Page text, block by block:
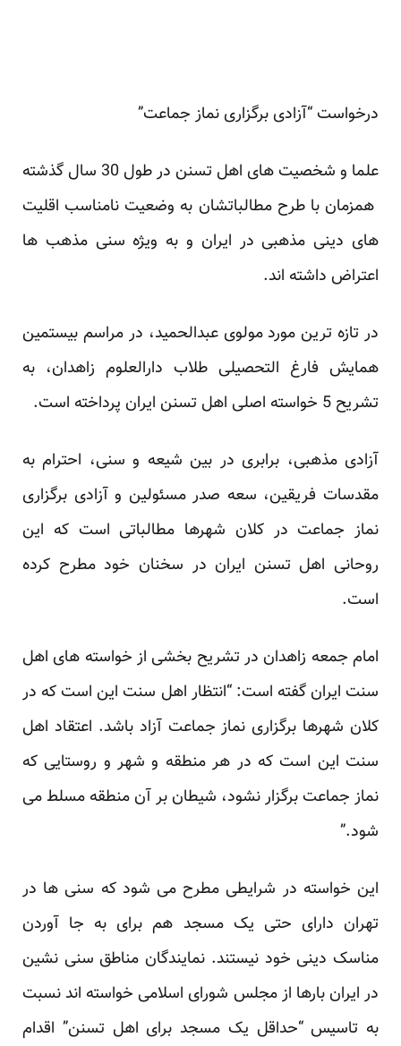
درخواست “آزادی برگزاری نماز جماعت”
علما و شخصیت های اهل تسنن در طول 30 سال گذشته
همزمان با طرح مطالباتشان به وضعیت نامناسب اقلیت
های دینی مذهبی در ایران و به ویژه سنی مذهب ها
اعتراض داشته اند.
در تازه ترین مورد مولوی عبدالحمید، در مراسم بیستمین
همایش فارغ التحصیلی طلاب دارالعلوم زاهدان، به
تشریح 5 خواسته اصلی اهل تسنن ایران پرداخته است.
آزادی مذهبی، برابری در بین شیعه و سنی، احترام به
مقدسات فریقین، سعه صدر مسئولین و آزادی برگزاری
نماز جماعت در کلان شهرها مطالباتی است که این
روحانی اهل تسنن ایران در سخنان خود مطرح کرده
است.
امام جمعه زاهدان در تشریح بخشی از خواسته های اهل
سنت ایران گفته است: “انتظار اهل سنت این است که در
کلان شهرها برگزاری نماز جماعت آزاد باشد. اعتقاد اهل
سنت این است که در هر منطقه و شهر و روستایی که
نماز جماعت برگزار نشود، شیطان بر آن منطقه مسلط می
شود.”
این خواسته در شرایطی مطرح می شود که سنی ها در
تهران دارای حتی یک مسجد هم برای به جا آوردن
مناسک دینی خود نیستند. نمایندگان مناطق سنی نشین
در ایران بارها از مجلس شورای اسلامی خواسته اند نسبت
به تاسیس “حداقل یک مسجد برای اهل تسنن” اقدام